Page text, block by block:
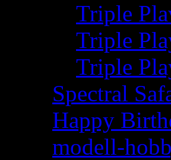
Triple
Triple
Triple
Spectral
Happy
modell-